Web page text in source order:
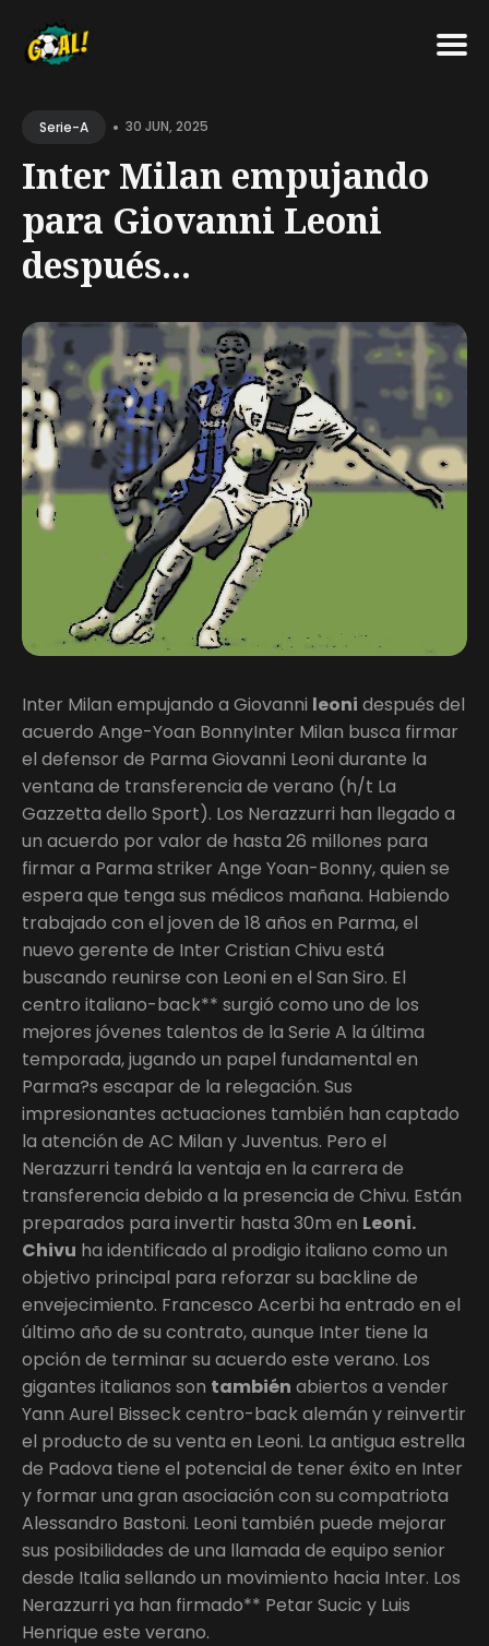
forSerie-A • 30 JUN, 2025
Inter Milan empujando
para Giovanni Leoni
después...
Inter Milan empujando a Giovanni leoni después del
acuerdo Ange-Yoan BonnyInter Milan busca firmar
el defensor de Parma Giovanni Leoni durante la
ventana de transferencia de verano (h/t La
Gazzetta dello Sport). Los Nerazzurri han llegado a
un acuerdo por valor de hasta 26 millones para
firmar a Parma striker Ange Yoan-Bonny, quien se
espera que tenga sus médicos mañana. Habiendo
trabajado con el joven de 18 años en Parma, el
nuevo gerente de Inter Cristian Chivu está
buscando reunirse con Leoni en el San Siro. El
centro italiano-back** surgió como uno de los
mejores jóvenes talentos de la Serie A la última
temporada, jugando un papel fundamental en
Parma?s escapar de la relegación. Sus
impresionantes actuaciones también han captado
la atención de AC Milan y Juventus. Pero el
Nerazzurri tendrá la ventaja en la carrera de
transferencia debido a la presencia de Chivu. Están
preparados para invertir hasta 30m en Leoni.
Chivu ha identificado al prodigio italiano como un
objetivo principal para reforzar su backline de
envejecimiento. Francesco Acerbi ha entrado en el
último año de su contrato, aunque Inter tiene la
opción de terminar su acuerdo este verano. Los
gigantes italianos son también abiertos a vender
Yann Aurel Bisseck centro-back alemán y reinvertir
el producto de su venta en Leoni. La antigua estrella
de Padova tiene el potencial de tener éxito en Inter
y formar una gran asociación con su compatriota
Alessandro Bastoni. Leoni también puede mejorar
sus posibilidades de una llamada de equipo senior
desde Italia sellando un movimiento hacia Inter. Los
Nerazzurri ya han firmado** Petar Sucic y Luis
Henrique este verano.